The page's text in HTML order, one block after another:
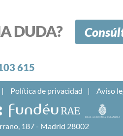
DUDA?
615
Política de privacidad Aviso
187 - Madrid 28002